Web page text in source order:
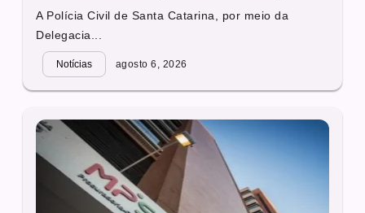
A Polícia Civil de Santa Catarina, por meio da
Delegacia...
Notícias agosto 6, 2026